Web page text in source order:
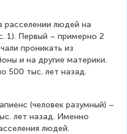
расселении людей на
1). Первый – примерно 2
проникать из
и на другие материки.
500 тыс. лет назад.
(человек разумный) –
лет назад. Именно
людей.